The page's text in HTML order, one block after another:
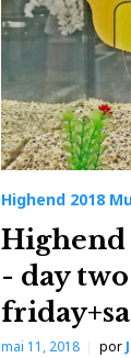
Highend 2018
Highend
- day
mai 11, 2018 por